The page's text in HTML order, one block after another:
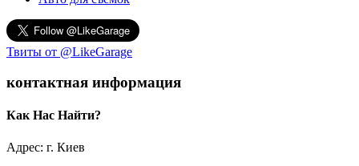
Твиты от @LikeGarage
контактная информация
Как Нас Найти?
Адрес: г. Киев